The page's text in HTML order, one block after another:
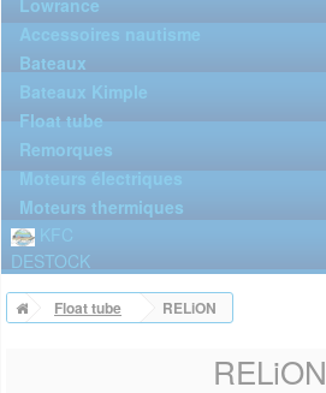
Lowrance
Accessoires nautisme
Bateaux
Bateaux Kimple
Float tube
Remorques
Moteurs électriques
Moteurs thermiques
KFC
DESTOCK
Float tube RELiON
RELiON